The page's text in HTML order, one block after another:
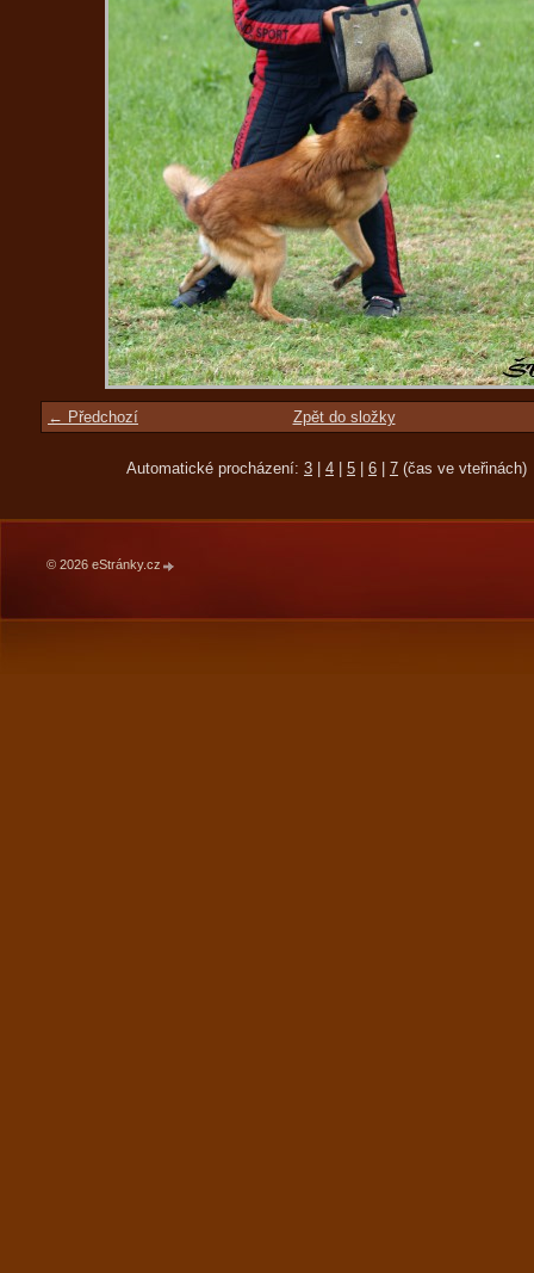
← Předchozí Zpět do složky
Automatické procházení: 3 4 5 6 7 (čas ve vteřinách)
© 2026 eStránky.cz